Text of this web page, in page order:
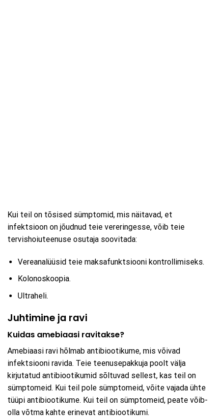
Kui teil on tõsised sümptomid, mis näitavad, et
infektsioon on jõudnud teie vereringesse, võib teie
tervishoiuteenuse osutaja soovitada:
Vereanalüüsid teie maksafunktsiooni kontrollimiseks.
Kolonoskoopia.
Ultraheli.
Juhtimine ja ravi
Kuidas amebiaasi ravitakse?
Amebiaasi ravi hõlmab antibiootikume, mis võivad
infektsiooni ravida. Teie teenusepakkuja poolt välja
kirjutatud antibiootikumid sõltuvad sellest, kas teil on
sümptomeid. Kui teil pole sümptomeid, võite vajada ühte
tüüpi antibiootikume. Kui teil on sümptomeid, peate võib-
olla võtma kahte erinevat antibiootikumi.